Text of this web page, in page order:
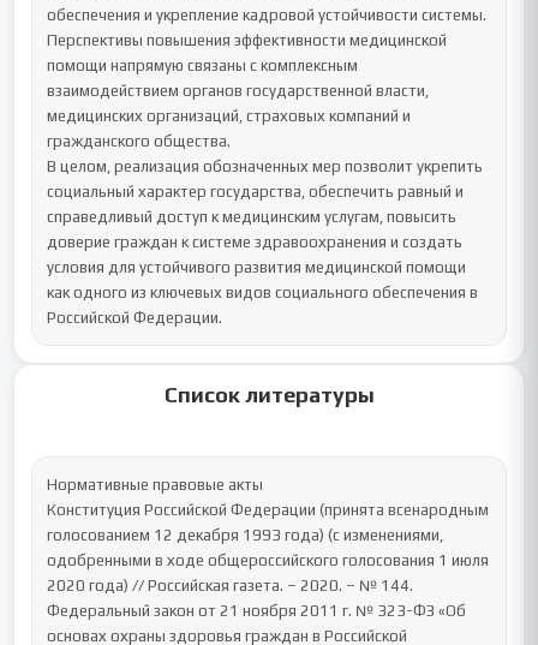
обеспечения и укрепление кадровой устойчивости системы.
Перспективы повышения эффективности медицинской
помощи напрямую связаны с комплексным
взаимодействием органов государственной власти,
медицинских организаций, страховых компаний и
гражданского общества.
В целом, реализация обозначенных мер позволит укрепить
социальный характер государства, обеспечить равный и
справедливый доступ к медицинским услугам, повысить
доверие граждан к системе здравоохранения и создать
условия для устойчивого развития медицинской помощи
как одного из ключевых видов социального обеспечения в
Российской Федерации.
Список литературы
Нормативные правовые акты
Конституция Российской Федерации (принята всенародным
голосованием 12 декабря 1993 года) (с изменениями,
одобренными в ходе общероссийского голосования 1 июля
2020 года) // Российская газета. – 2020. – № 144.
Федеральный закон от 21 ноября 2011 г. № 323-ФЗ «Об
основах охраны здоровья граждан в Российской